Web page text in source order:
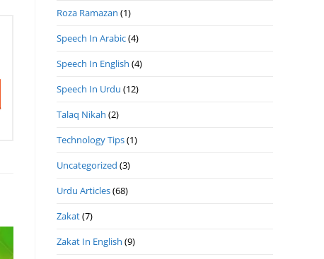
Roza Ramazan (1)
Speech In Arabic(4)
Speech In English (4)
Speech In Urdu (12)
Talaq Nikah (2)
Technology Tips(1)
Uncategorized (3)
Urdu Articles(68)
Zakat(7)
Zakat In English (9)